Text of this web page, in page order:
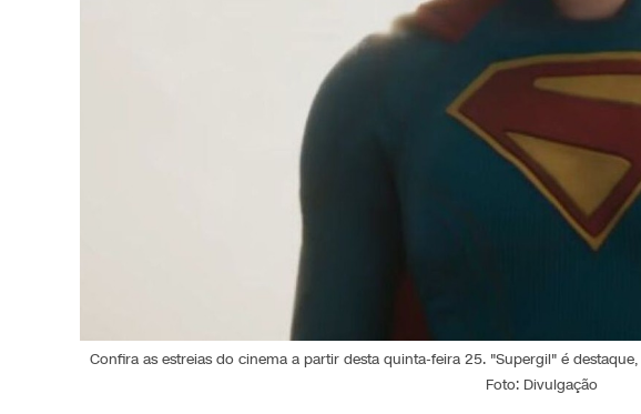
Confira as estreias do cinema a partir desta quinta-feira 25. "Supergil" é
Foto: Divulgação